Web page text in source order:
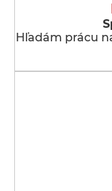
Hľadám prácu